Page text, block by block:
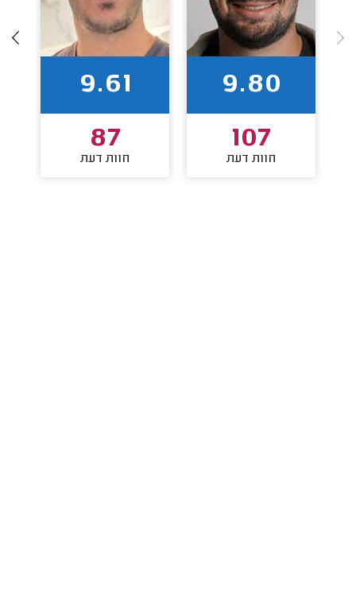
9.80
107
חוות דעת
9.61
87
חוות דעת